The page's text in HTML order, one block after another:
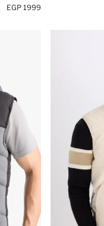
1999 EGP